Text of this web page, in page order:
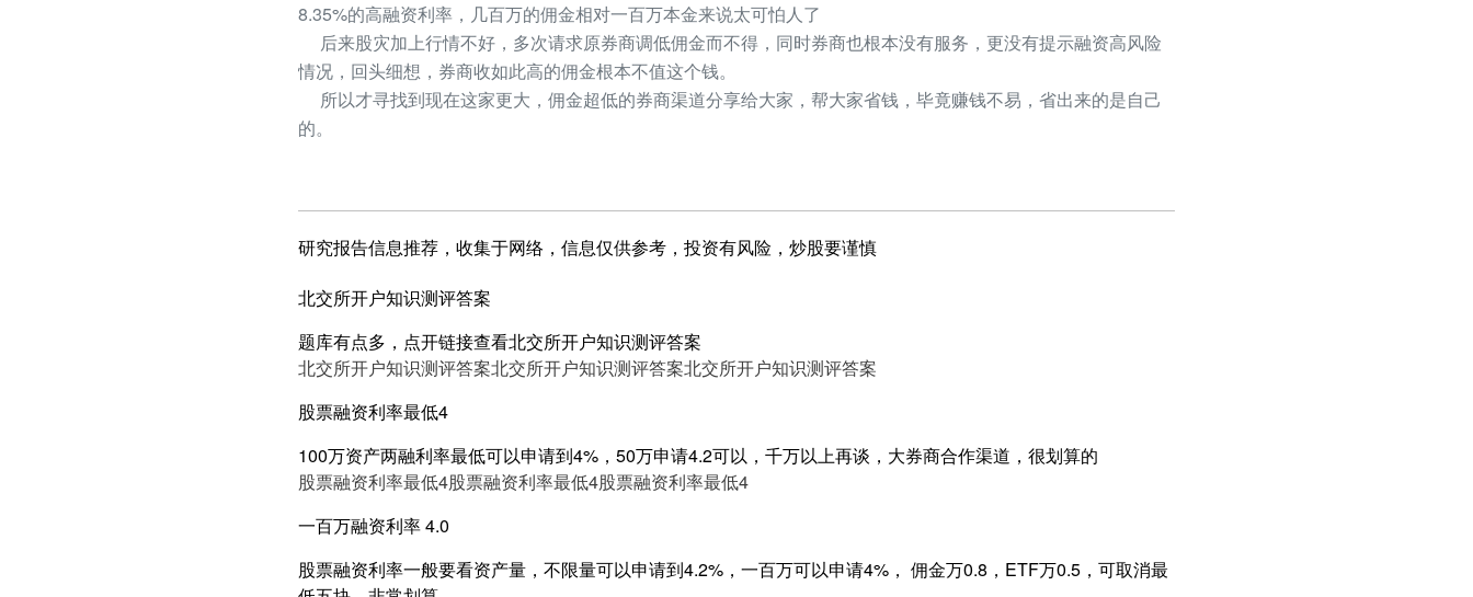
8.35%的高融资利率，几百万的佣金相对一百万本金来说太可怕人了
后来股灾加上行情不好，多次请求原券商调低佣金而不得，同时券商也根本没有服务，更没有提示融资高风险
情况，回头细想，券商收如此高的佣金根本不值这个钱。
所以才寻找到现在这家更大，佣金超低的券商渠道分享给大家，帮大家省钱，毕竟赚钱不易，省出来的是自己
的。
研究报告信息推荐，收集于网络，信息仅供参考，投资有风险，炒股要谨慎
北交所开户知识测评答案
题库有点多，点开链接查看北交所开户知识测评答案
北交所开户知识测评答案北交所开户知识测评答案北交所开户知识测评答案
股票融资利率最低4
100万资产两融利率最低可以申请到4%，50万申请4.2可以，千万以上再谈，大券商合作渠道，很划算的
股票融资利率最低4股票融资利率最低4股票融资利率最低4
一百万融资利率 4.0
股票融资利率一般要看资产量，不限量可以申请到4.2%，一百万可以申请4%， 佣金万0.8，ETF万0.5，可取消最